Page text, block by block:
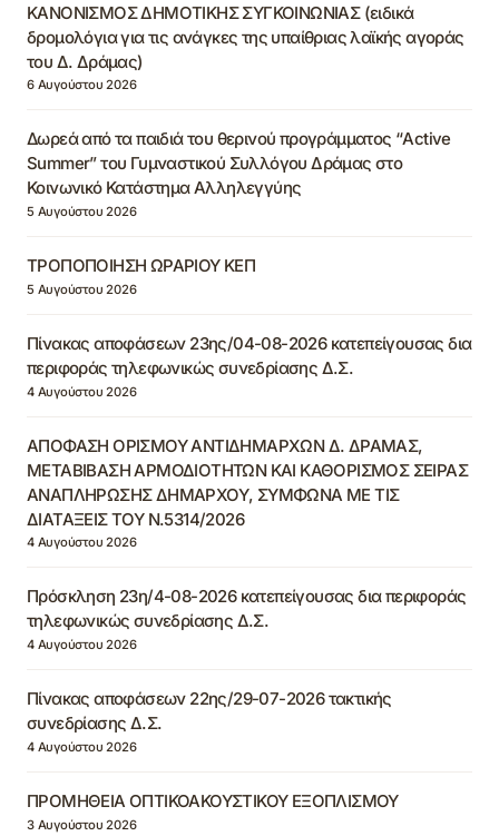
ΚΑΝΟΝΙΣΜΟΣ ΔΗΜΟΤΙΚΗΣ ΣΥΓΚΟΙΝΩΝΙΑΣ (ειδικά
δρομολόγια για τις ανάγκες της υπαίθριας λαϊκής αγοράς
του Δ. Δράμας)
6 Αυγούστου 2026
Δωρεά από τα παιδιά του θερινού προγράμματος “Active
Summer” του Γυμναστικού Συλλόγου Δράμας στο
Κοινωνικό Κατάστημα Αλληλεγγύης
5 Αυγούστου 2026
ΤΡΟΠΟΠΟΙΗΣΗ ΩΡΑΡΙΟΥ ΚΕΠ
5 Αυγούστου 2026
Πίνακας αποφάσεων 23ης/04-08-2026 κατεπείγουσας δια
περιφοράς τηλεφωνικώς συνεδρίασης Δ.Σ.
4 Αυγούστου 2026
ΑΠΟΦΑΣΗ ΟΡΙΣΜΟΥ ΑΝΤΙΔΗΜΑΡΧΩΝ Δ. ΔΡΑΜΑΣ,
ΜΕΤΑΒΙΒΑΣΗ ΑΡΜΟΔΙΟΤΗΤΩΝ ΚΑΙ ΚΑΘΟΡΙΣΜΟΣ ΣΕΙΡΑΣ
ΑΝΑΠΛΗΡΩΣΗΣ ΔΗΜΑΡΧΟΥ, ΣΥΜΦΩΝΑ ΜΕ ΤΙΣ
ΔΙΑΤΑΞΕΙΣ ΤΟΥ Ν.5314/2026
4 Αυγούστου 2026
Πρόσκληση 23η/4-08-2026 κατεπείγουσας δια περιφοράς
τηλεφωνικώς συνεδρίασης Δ.Σ.
4 Αυγούστου 2026
Πίνακας αποφάσεων 22ης/29-07-2026 τακτικής
συνεδρίασης Δ.Σ.
4 Αυγούστου 2026
ΠΡΟΜΗΘΕΙΑ ΟΠΤΙΚΟΑΚΟΥΣΤΙΚΟΥ ΕΞΟΠΛΙΣΜΟΥ
3 Αυγούστου 2026